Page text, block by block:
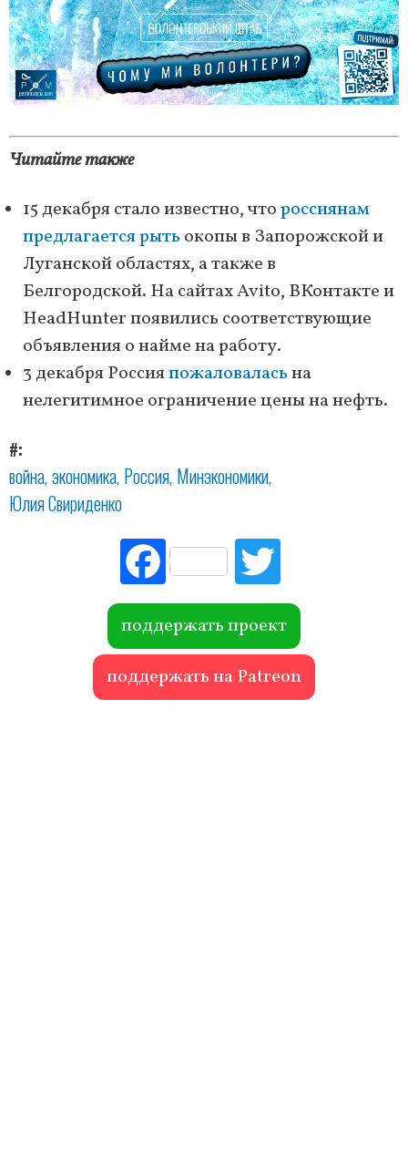
Читайте также
15 декабря стало известно, чтороссиянам
предлагается рыть окопы в Запорожской и
Луганской областях, а также в
Белгородской. На сайтах Avito, ВКонтакте и
HeadHunter появились соответствующие
объявления о найме на работу.
3 декабря Россияпожаловаласьна
нелегитимное ограничение цены на нефть.
#
война экономика Россия Минэкономики
Юлия Свириденко
Fac
ebo
ok r
поддержать проект
поддержать на Patreon